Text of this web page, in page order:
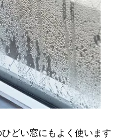
どい窓にもよく使います